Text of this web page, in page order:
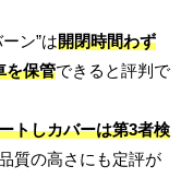
ン”は開閉時間わず
を保管できると評判で
トしカバーは第3者検
質の高さにも定評が